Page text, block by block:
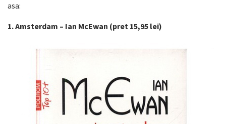
asa:
1. Amsterdam – Ian McEwan (pret 15,95 lei)